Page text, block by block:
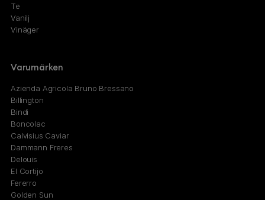
Te
Vanilj
Vinäger
Varumärken
Azienda Agricola Bruno Bressano
Billington
Bindi
Boncolac
Calvisius Caviar
Dammann Freres
Delouis
El Cortijo
Fererro
Golden Sun